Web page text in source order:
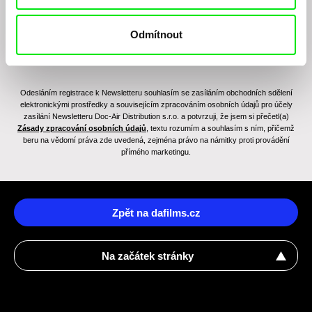
Odmítnout
Odesláním registrace k Newsletteru souhlasím se zasíláním obchodních sdělení
elektronickými prostředky a souvisejícím zpracováním osobních údajů pro účely
zasílání Newsletteru Doc-Air Distribution s.r.o. a potvrzuji, že jsem si přečetl(a)
Zásady zpracování osobních údajů , textu rozumím a souhlasím s ním, přičemž
beru na vědomí práva zde uvedená, zejména právo na námitky proti provádění
přímého marketingu.
Zpět na dafilms.cz
Na začátek stránky